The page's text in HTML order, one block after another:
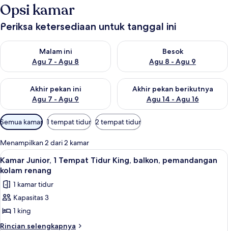
Opsi kamar
Periksa ketersediaan untuk tanggal ini
Malam ini
Agu 7 - Agu 8
Periksa ketersediaan untuk malam ini Agu 7 - Agu 8
Besok
Agu 8 - Agu 9
Periksa ketersediaan untuk
Akhir pekan ini
Agu 7 - Agu 9
Periksa ketersediaan untuk akhir pekan ini Agu 7 - Agu 9
Akhir pekan berikutnya
Agu 14 - Agu 16
Periksa ketersediaan untuk
Filter
tersedia
untuk
kamar
Semua kamar 1 tempat tidur 2 tempat tidur
Menampilkan 2 dari 2 kamar
Lihat
semua
foto
untuk
Kamar
Junior,
1
5
Kamar Junior, 1 Tempat Tidur King, balkon, pemandangan
kolam renang
1 kamar tidur
Kapasitas 3
1 king
Rincian selengkapnya
Rincian